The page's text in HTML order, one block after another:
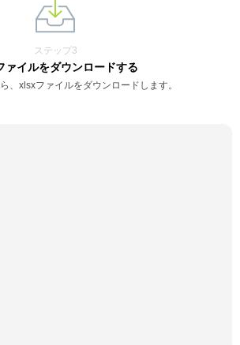
ステップ3
ァイルをダウンロードする
、xlsxファイルをダウンロードします。